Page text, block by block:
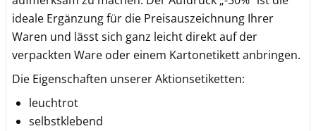
ideale Ergänzung für die Preisauszeichnung Ihrer
Waren und lässt sich ganz leicht direkt auf der
verpackten Ware oder einem Kartonetikett anbringen.
Die Eigenschaften unserer Aktionsetiketten:
leuchtrot
selbstklebend